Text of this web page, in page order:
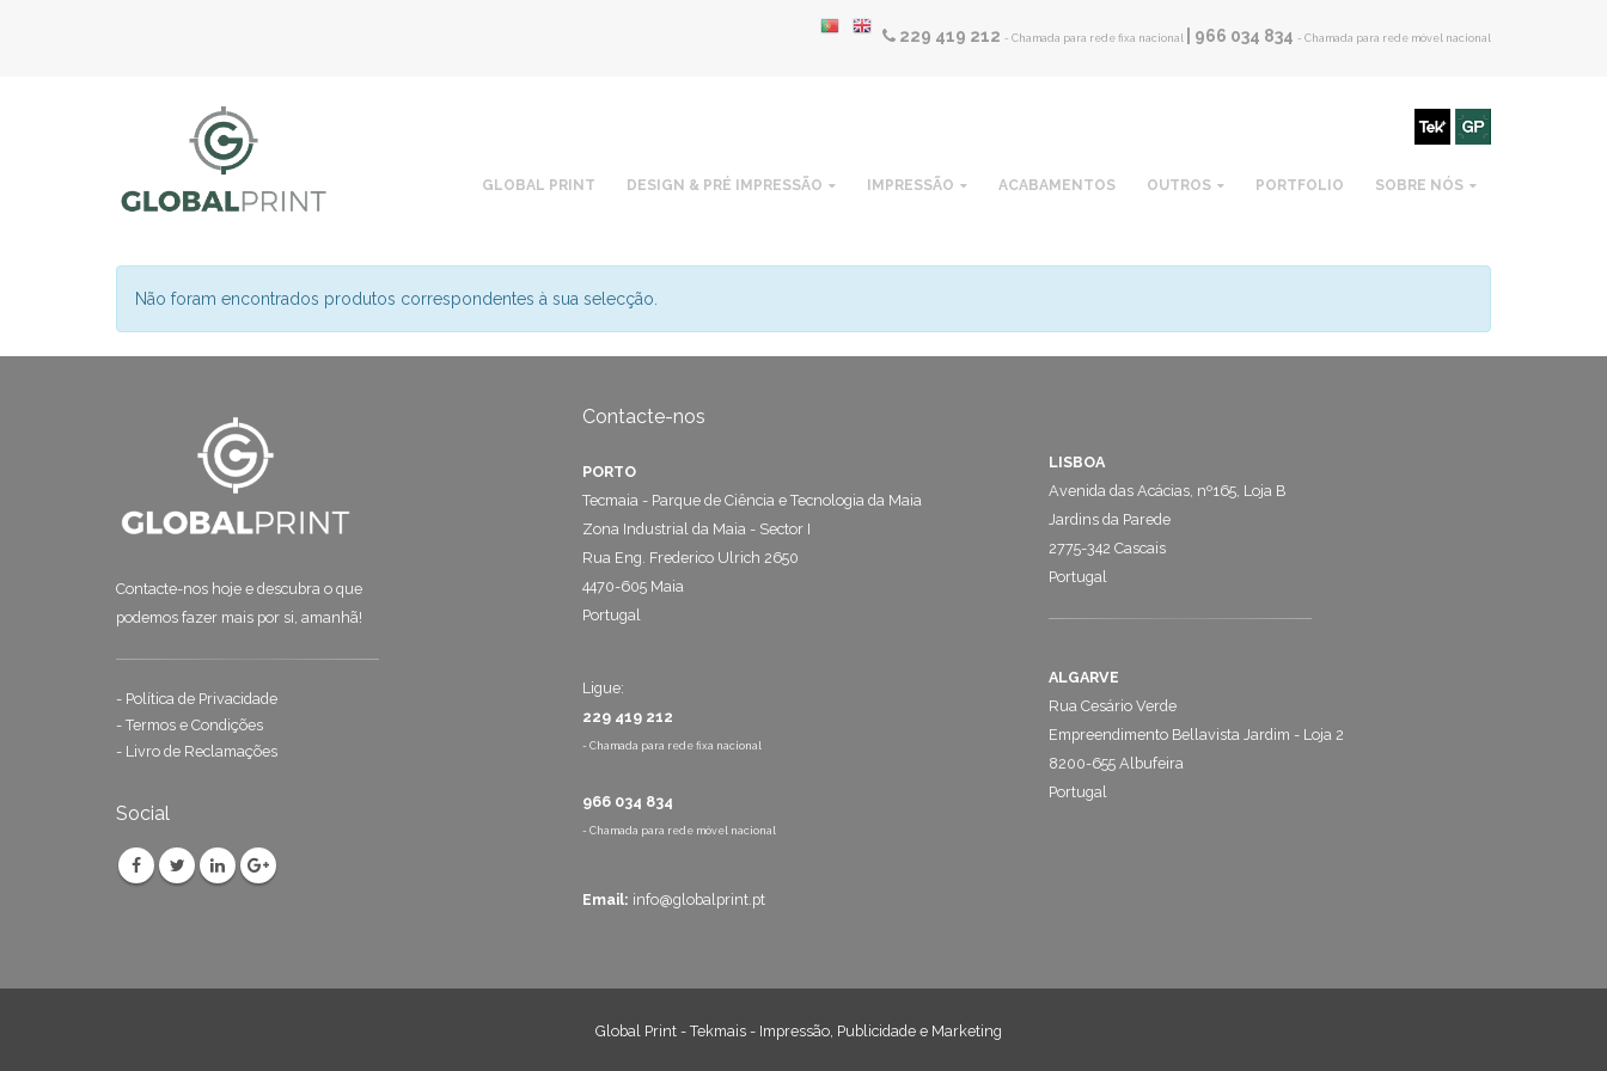
229 419 212 - Chamada para rede fixa nacional | 966 034 834 - Chamada para rede móvel nacional
GLOBAL PRINT DESIGN & PRÉ IMPRESSÃO IMPRESSÃO ACABAMENTOS OUTROS PORTFOLIO SOBRE NÓS
Não foram encontrados produtos correspondentes à sua selecção.
Contacte-nos hoje e descubra o que
podemos fazer mais por si, amanhã!
- Política de Privacidade
- Termos e Condições
- Livro de Reclamações
Social
Contacte-nos
PORTO
Tecmaia - Parque de Ciência e Tecnologia da Maia
Zona Industrial da Maia - Sector I
Rua Eng. Frederico Ulrich 2650
4470-605 Maia
Portugal
Ligue:
229 419 212
- Chamada para rede fixa nacional
966 034 834
- Chamada para rede móvel nacional
Email: info@globalprint.pt
LISBOA
Avenida das Acácias, nº165, Loja B
Jardins da Parede
2775-342 Cascais
Portugal
ALGARVE
Rua Cesário Verde
Empreendimento Bellavista Jardim - Loja 2
8200-655 Albufeira
Portugal
Global Print - Tekmais - Impressão, Publicidade e Marketing